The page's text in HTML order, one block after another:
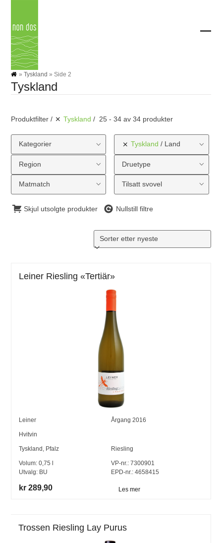
content
»Tyskland »Side 2
Tyskland
Produktfilter Tyskland 25 - 34 av 34 produkter
Kategorier Tyskland Land
Region Druetype
Matmatch Tilsatt svovel
Skjul utsolgte produkter Nullstill filtre
Leiner Riesling «Tertiär»
Leiner Årgang 2016
Hvitvin
Tyskland , Pfalz Riesling
Volum:0,75
Utvalg: BU
VP-nr.: 7300901
EPD-nr.: 4658415
kr 289,90 Les mer
Trossen Riesling Lay Purus